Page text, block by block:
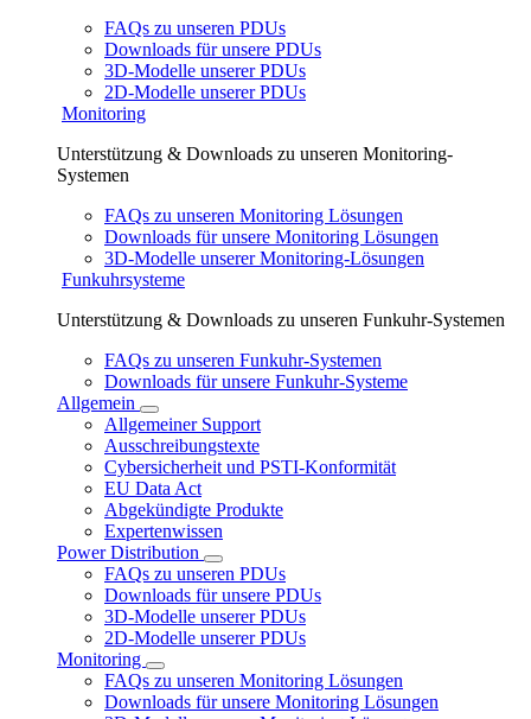
FAQs zu unseren PDUs
Downloads für unsere PDUs
3D-Modelle unserer PDUs
2D-Modelle unserer PDUs
Monitoring
Unterstützung & Downloads zu unseren Monitoring-
Systemen
FAQs zu unseren Monitoring Lösungen
Downloads für unsere Monitoring Lösungen
3D-Modelle unserer Monitoring-Lösungen
Funkuhrsysteme
Unterstützung & Downloads zu unseren Funkuhr-Systemen
FAQs zu unseren Funkuhr-Systemen
Downloads für unsere Funkuhr-Systeme
Allgemein
Allgemeiner Support
Ausschreibungstexte
Cybersicherheit und PSTI-Konformität
EU Data Act
Abgekündigte Produkte
Expertenwissen
Power Distribution
FAQs zu unseren PDUs
Downloads für unsere PDUs
3D-Modelle unserer PDUs
2D-Modelle unserer PDUs
Monitoring
FAQs zu unseren Monitoring Lösungen
Downloads für unsere Monitoring Lösungen